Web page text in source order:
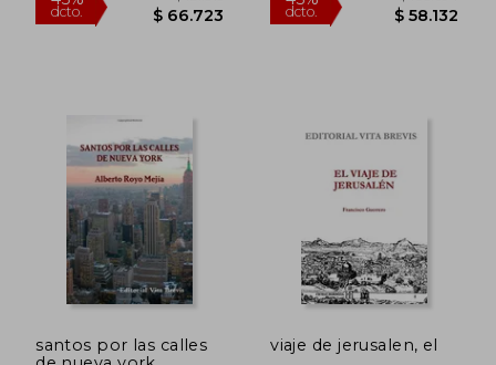
dcto.
$ 121.315
$ 66.723 dcto.
santos por las calles
viaje de jerusalen, el